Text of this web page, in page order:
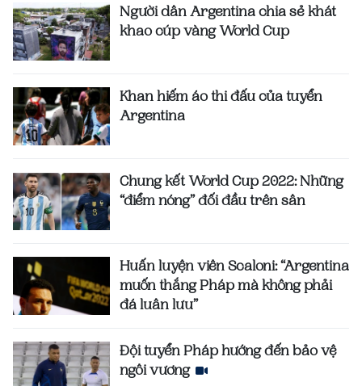
Người dân Argentina chia sẻ khát
khao cúp vàng World Cup
Khan hiếm áo thi đấu của tuyển
Argentina
Chung kết World Cup 2022: Những
“điểm nóng” đối đầu trên sân
Huấn luyện viên Scaloni: “Argentina
muốn thắng Pháp mà không phải
đá luân lưu”
Đội tuyển Pháp hướng đến bảo vệ
ngôi vương